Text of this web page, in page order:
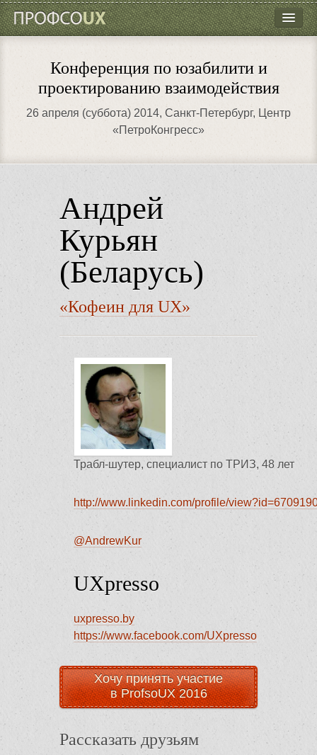
ПрофсоUX
Докладчики
Мастер-классы
Партнёры
Конференция по юзабилити и
проектированию взаимодействия
26 апреля (суббота) 2014, Санкт-Петербург, Центр
«ПетроКонгресс»
Андрей
Курьян
(Беларусь)
«Кофеин для UX»
Трабл-шутер, специалист по ТРИЗ, 48 лет
http://www.linkedin.com/profile/
@AndrewKur
UXpresso
uxpresso.by
https://www.facebook.com/UXpresso
Хочу принять участие
в ProfsoUX 2016
Рассказать друзьям